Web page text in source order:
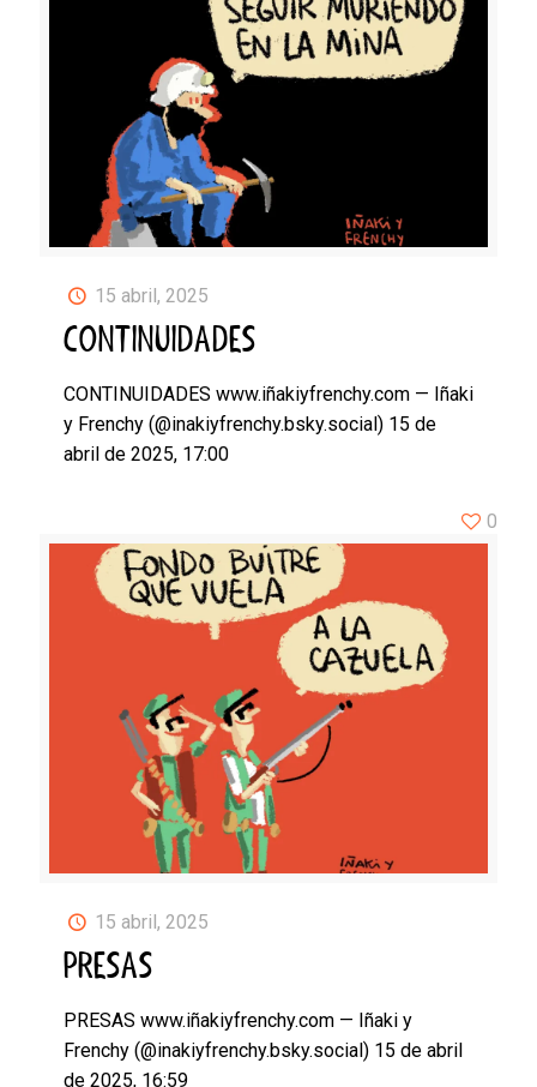
15 abril, 2025
CONTINUIDADES
CONTINUIDADES www.iñakiyfrenchy.com — Iñaki
y Frenchy (@inakiyfrenchy.bsky.social) 15 de
abril de 2025, 17:00
15 abril, 2025
PRESAS
PRESAS www.iñakiyfrenchy.com — Iñaki y
Frenchy (@inakiyfrenchy.bsky.social) 15 de abril
de 2025, 16:59
0